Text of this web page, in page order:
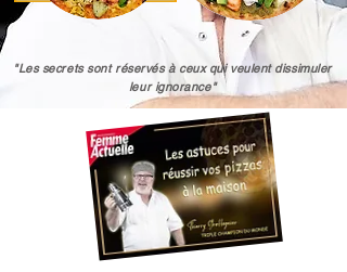
"Les secrets sont réservés à ceux qui veulent dissimuler
leur ignorance"